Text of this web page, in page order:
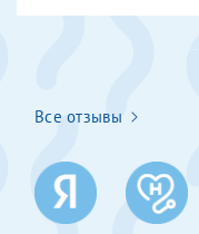
Все отзывы